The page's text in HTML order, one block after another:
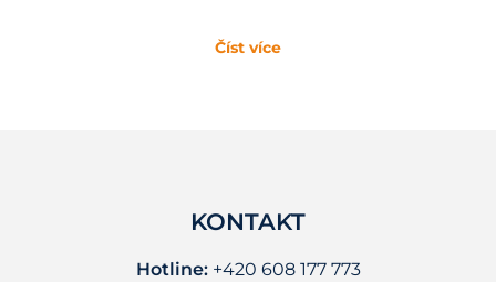
Číst více
KONTAKT
Hotline:+420 608 177 773